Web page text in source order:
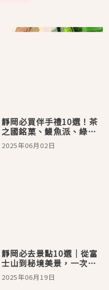
靜岡必買伴手禮10選！茶
之國銘菓、鰻魚派、綠茶
可樂一次打包！帶回滿滿
富士山下的風土滋味
2025年06月02日
靜岡必去景點10選｜從富
士山到秘境美景，一次走
訪自然與文化的精華
2025年06月19日